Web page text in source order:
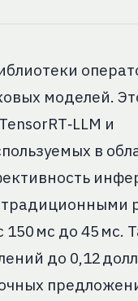
моделей.
и
в
традиционными
мс до 45 мс.
до 0,12